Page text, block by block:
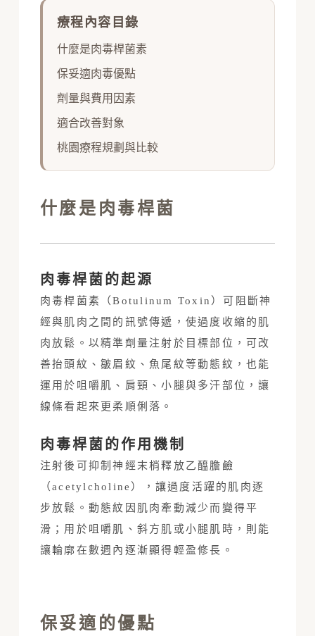
療程內容目錄
什麼是肉毒桿菌素
保妥適肉毒優點
劑量與費用因素
適合改善對象
桃園療程規劃與比較
什麼是肉毒桿菌
肉毒桿菌的起源
肉毒桿菌素（Botulinum Toxin）可阻斷神
經與肌肉之間的訊號傳遞，使過度收縮的肌
肉放鬆。以精準劑量注射於目標部位，可改
善抬頭紋、皺眉紋、魚尾紋等動態紋，也能
運用於咀嚼肌、肩頸、小腿與多汗部位，讓
線條看起來更柔順俐落。
肉毒桿菌的作用機制
注射後可抑制神經末梢釋放乙醯膽鹼
（acetylcholine），讓過度活躍的肌肉逐
步放鬆。動態紋因肌肉牽動減少而變得平
滑；用於咀嚼肌、斜方肌或小腿肌時，則能
讓輪廓在數週內逐漸顯得輕盈修長。
保妥適的優點